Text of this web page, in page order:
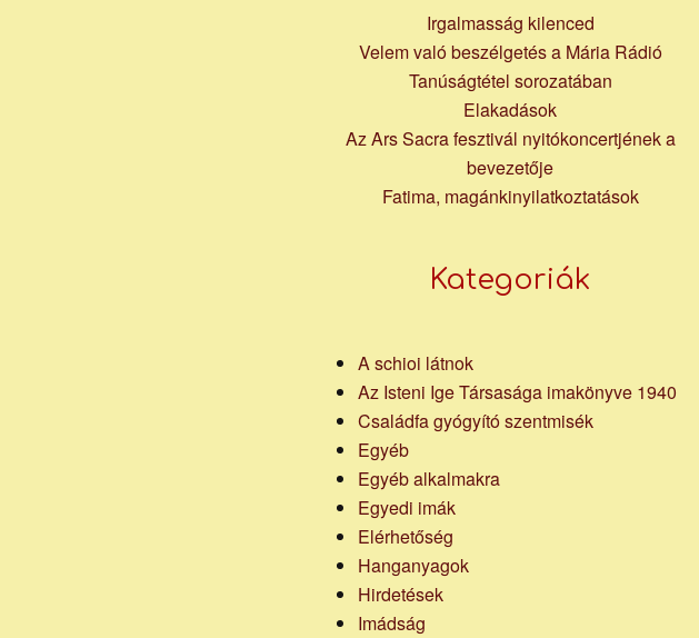
Irgalmasság kilenced
Velem való beszélgetés a Mária Rádió
Tanúságtétel sorozatában
Elakadások
Az Ars Sacra fesztivál nyitókoncertjének a
bevezetője
Fatima, magánkinyilatkoztatások
Kategoriák
A schioi látnok
Az Isteni Ige Társasága imakönyve 1940
Családfa gyógyító szentmisék
Egyéb
Egyéb alkalmakra
Egyedi imák
Elérhetőség
Hanganyagok
Hirdetések
Imádság